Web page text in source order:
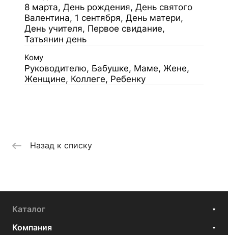
8 марта, День рождения, День святого
Валентина, 1 сентября, День матери,
День учителя, Первое свидание,
Татьянин день
Кому
Руководителю, Бабушке, Маме, Жене,
Женщине, Коллеге, Ребенку
Назад к списку
Каталог
Компания